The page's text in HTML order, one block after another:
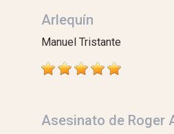
Arlequín
Manuel Tristante
Asesinato de Roger